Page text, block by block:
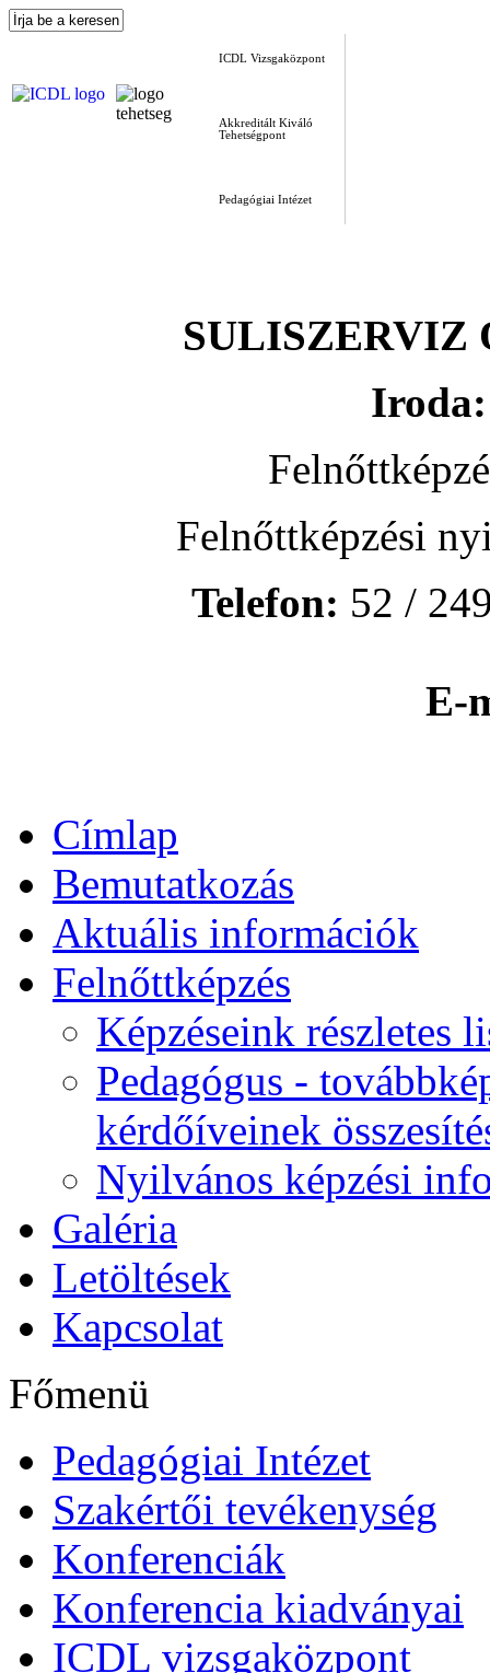
ICDL Vizsgaközpont
Akkreditált Kiváló
Tehetségpont
Pedagógiai Intézet
SULISZERVIZ
Iroda:
Felnőttképzési
Telefon: 52 /
E-
Címlap
Bemutatkozás
Aktuális információk
Felnőttképzés
Képzéseink részletes
Pedagógus -
kérdőíveinek
Nyilvános képzési
Galéria
Letöltések
Kapcsolat
Főmenü
Pedagógiai Intézet
Szakértői tevékenység
Konferenciák
Konferencia kiadványai
ICDL vizsgaközpont